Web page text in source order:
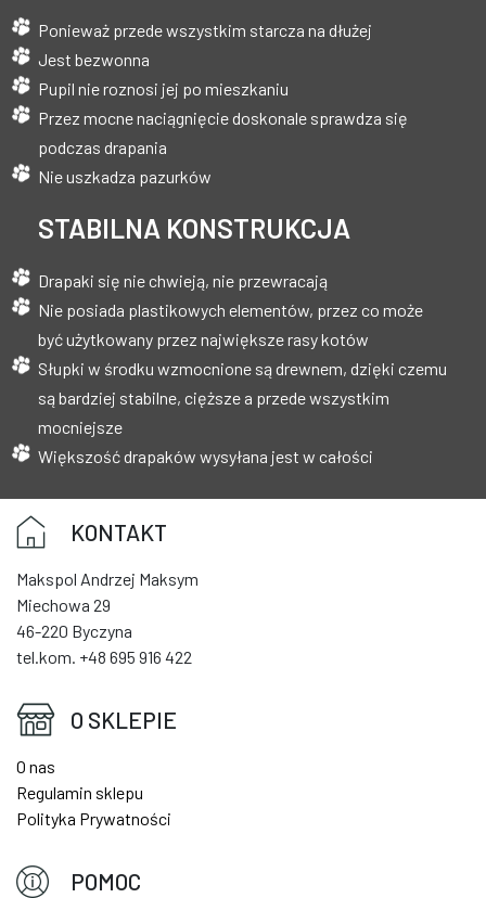
Ponieważ przede wszystkim starcza na dłużej
Jest bezwonna
Pupil nie roznosi jej po mieszkaniu
Przez mocne naciągnięcie doskonale sprawdza się
podczas drapania
Nie uszkadza pazurków
STABILNA KONSTRUKCJA
Drapaki się nie chwieją, nie przewracają
Nie posiada plastikowych elementów, przez co może
być użytkowany przez największe rasy kotów
Słupki w środku wzmocnione są drewnem, dzięki czemu
są bardziej stabilne, cięższe a przede wszystkim
mocniejsze
Większość drapaków wysyłana jest w całości
KONTAKT
Makspol Andrzej Maksym
Miechowa 29
46-220 Byczyna
tel.kom. +48 695 916 422
O SKLEPIE
O nas
Regulamin sklepu
Polityka Prywatności
POMOC